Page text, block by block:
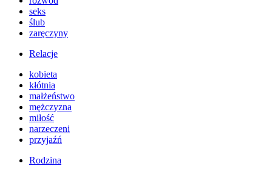
seks
ślub
zaręczyny
Relacje
kobieta
kłótnia
małżeństwo
mężczyzna
miłość
narzeczeni
przyjaźń
Rodzina